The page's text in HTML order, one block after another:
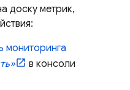
доску метрик,
мониторинга
в консоли